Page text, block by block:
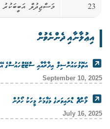
23
މަސްޖިދުލް އަބީބަކުރު
އިޢުލާނާއި ދެންނެވުން
އަތޮޅުކައުންސިލް އިދާރާއާއި
September 10, 2025
ލޯންޗް ޑްރައިވަރގެ މަގާމަށް މީހަކު ހޯދުން
July 16, 2025